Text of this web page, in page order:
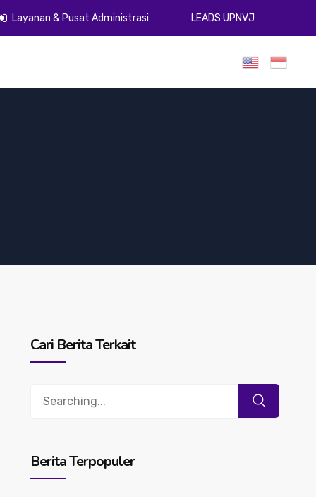
Layanan & Pusat Administrasi LEADS UPNVJ
Cari Berita Terkait
Search
Berita Terpopuler